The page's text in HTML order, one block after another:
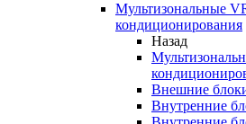
Мультизональные
кондиционирования
Назад
Внешние
Внутренние